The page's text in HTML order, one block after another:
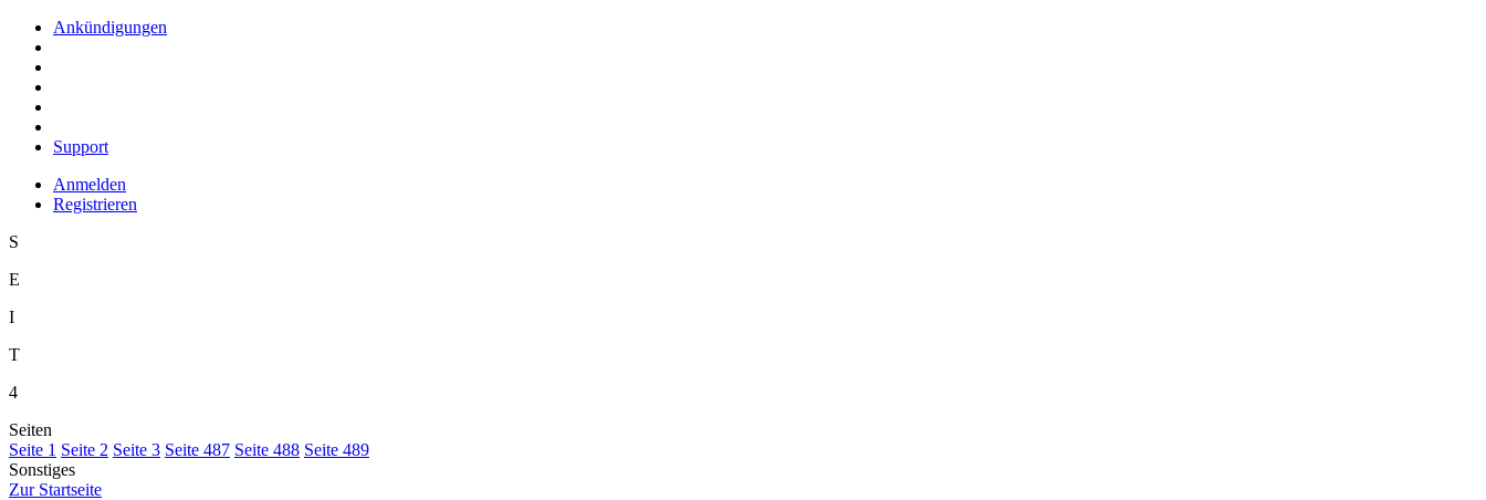
Ankündigungen
Support
Anmelden
Registrieren
S
E
I
T
4
Seiten
Seite 1 Seite 2 Seite 3 Seite 487 Seite 488 Seite 489
Sonstiges
Zur Startseite